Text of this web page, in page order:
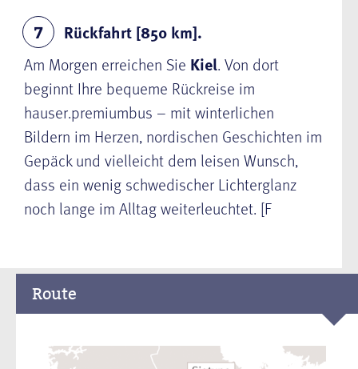
7
Rückfahrt [850 km].
Am Morgen erreichen Sie Kiel. Von dort
beginnt Ihre bequeme Rückreise im
hauser.premiumbus – mit winterlichen
Bildern im Herzen, nordischen Geschichten im
Gepäck und vielleicht dem leisen Wunsch,
dass ein wenig schwedischer Lichterglanz
noch lange im Alltag weiterleuchtet. [F
Route